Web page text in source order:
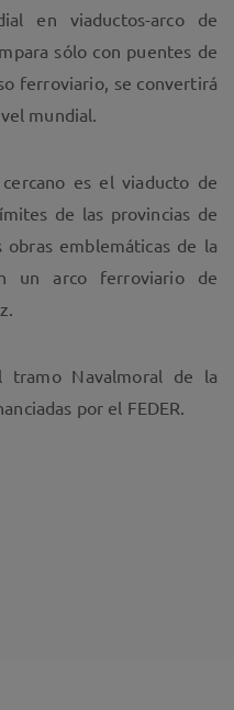
en viaductos-arco de
sólo con puentes de
ferroviario, se convertirá
mundial.
es el viaducto de
de las provincias de
obras emblemáticas de la
un arco ferroviario de
tramo Navalmoral de la
por el FEDER.